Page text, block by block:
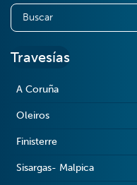
Travesías
A Coruña
Oleiros
Finisterre
Sisargas- Malpica